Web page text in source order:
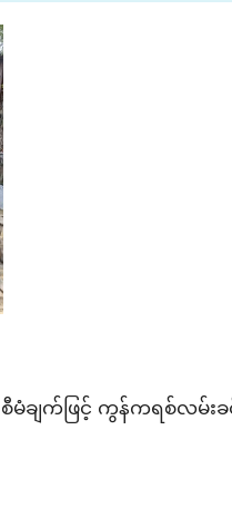
ချက်ဖြင့် ကွန်ကရစ်လမ်းခ